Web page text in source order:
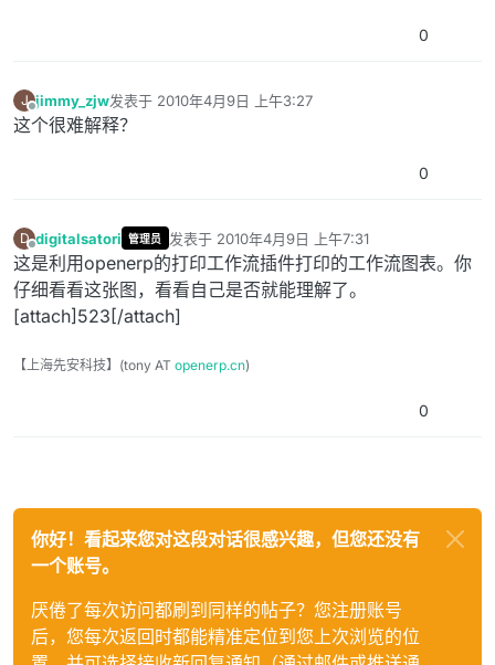
0
J
离线
jimmy_zjw发表于 2010年4月9日 上午3:27
最后由 编辑
这个很难解释？
0
D
离线
digitalsatori 管理员 发表于 2010年4月9日 上午7:31
最后由 编辑
这是利用openerp的打印工作流插件打印的工作流图表。你
仔细看看这张图，看看自己是否就能理解了。
[attach]523[/attach]
【上海先安科技】(tony AT openerp.cn)
0
你好！看起来您对这段对话很感兴趣，但您还没有
一个账号。
厌倦了每次访问都刷到同样的帖子？您注册账号
后，您每次返回时都能精准定位到您上次浏览的位